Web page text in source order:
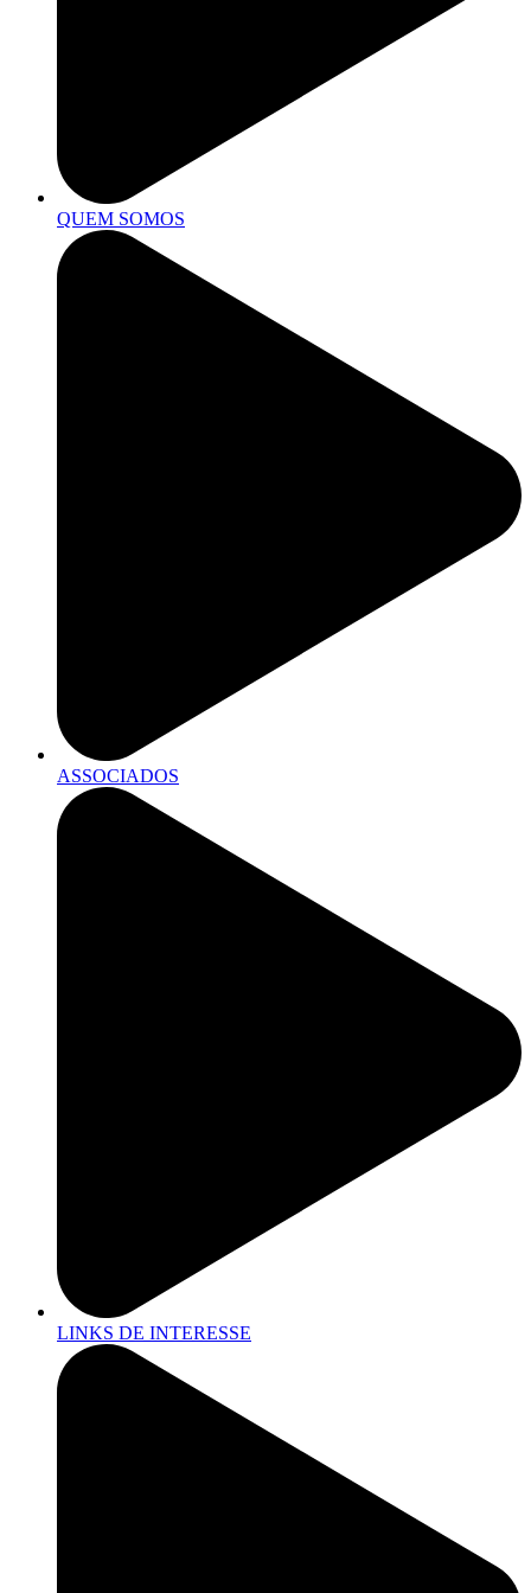
QUEM SOMOS
ASSOCIADOS
LINKS DE INTERESSE